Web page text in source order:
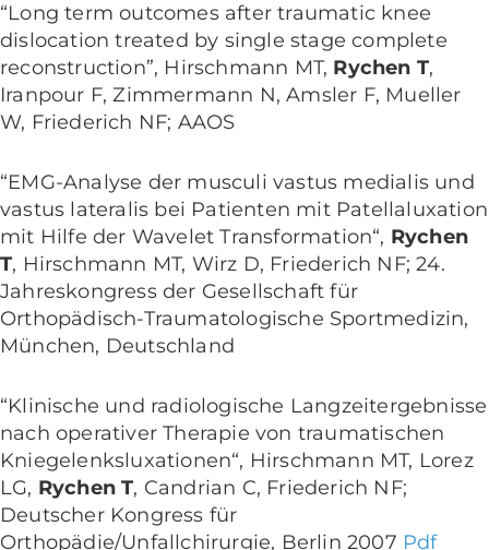
“Long term outcomes after traumatic knee
dislocation treated by single stage complete
reconstruction”, Hirschmann MT, Rychen T,
Iranpour F, Zimmermann N, Amsler F, Mueller
W, Friederich NF; AAOS
“EMG-Analyse der musculi vastus medialis und
vastus lateralis bei Patienten mit Patellaluxation
mit Hilfe der Wavelet Transformation“, Rychen
T, Hirschmann MT, Wirz D, Friederich NF; 24.
Jahreskongress der Gesellschaft für
Orthopädisch-Traumatologische Sportmedizin,
München, Deutschland
“Klinische und radiologische Langzeitergebnisse
nach operativer Therapie von traumatischen
Kniegelenksluxationen“, Hirschmann MT, Lorez
LG, Rychen T, Candrian C, Friederich NF;
Deutscher Kongress für
Orthopädie/Unfallchirurgie, Berlin 2007 Pdf